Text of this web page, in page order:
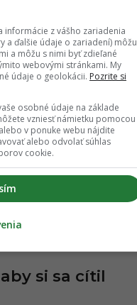
14.02.2021, 21:20
je prehľad
kontaktovať už
si sa cítil
informácie z vášho zariadenia
a ďalšie údaje o zariadení) môžu
a môžu s nimi byť zdieľané
webovými stránkami. My
údaje o geolokácii. Pozrite si
osobné údaje na základe
vzniesť námietku pomocou
v ponuke webu nájdite
alebo odvolať súhlas
cookie.